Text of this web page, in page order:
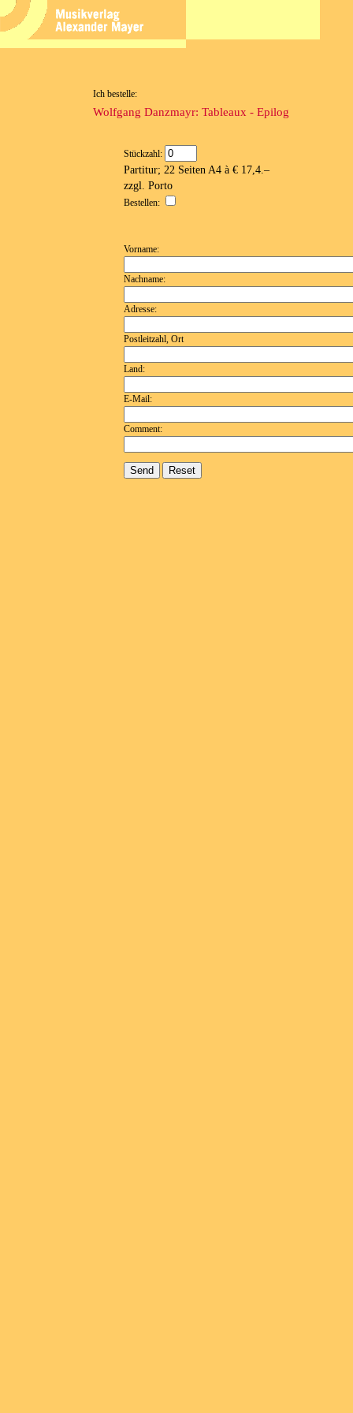
Ich bestelle:
Wolfgang Danzmayr: Tableaux - Epilog
Stückzahl:
Partitur; 22 Seiten A4 à € 17,4.–
zzgl. Porto
Bestellen:
Vorname:
Nachname:
Adresse:
Postleitzahl, Ort
Land:
E-Mail:
Comment: